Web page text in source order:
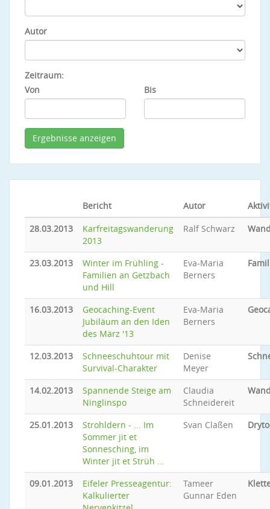
Autor
Zeitraum:
Von
Bis
Bericht Autor
28.03.2013
Karfreitagswanderung
2013
Ralf Schwarz
23.03.2013
Winter im Frühling -
Familien an Getzbach
und Hill
Eva-Maria
Berners
16.03.2013
Geocaching-Event
Jubiläum an den Iden
des März '13
Eva-Maria
Berners
12.03.2013
Schneeschuhtour mit
Survival-Charakter
Denise
Meyer
14.02.2013
Spannende Steige am
Ninglinspo
Claudia
Schneidereit
25.01.2013
Strohldern - ... Im
Sommer jit et
Sonnesching, im
Winter jit et Strüh ...
Svan Claßen
09.01.2013
Eifeler Presseagentur:
Kalkulierter
Tameer
Gunnar Eden